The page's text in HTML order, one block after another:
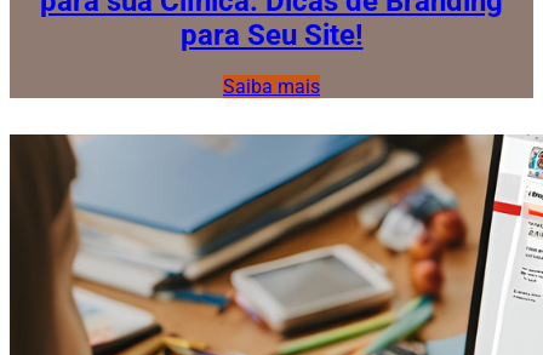
para Seu Site!
Saiba mais